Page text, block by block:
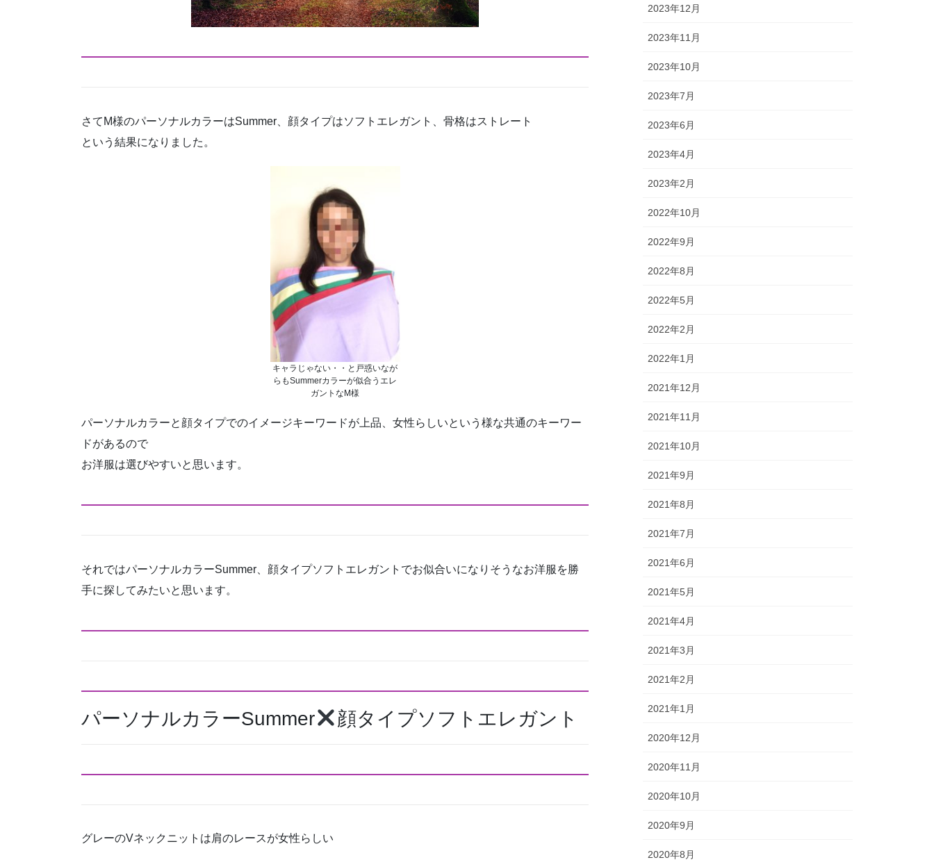
さてM様のパーソナルカラーはSummer、顔タイプはソフトエレガント、骨格はストレート
という結果になりました。
キャラじゃない・・と戸惑いなが
らもSummerカラーが似合うエレ
ガントなM様
パーソナルカラーと顔タイプでのイメージキーワードが上品、女性らしいという様な共通のキーワー
ドがあるので
お洋服は選びやすいと思います。
それではパーソナルカラーSummer、顔タイプソフトエレガントでお似合いになりそうなお洋服を勝
手に探してみたいと思います。
パーソナルカラーSummer 顔タイプソフトエレガント
グレーのVネックニットは肩のレースが女性らしい
2023年12月
2023年11月
2023年10月
2023年7月
2023年6月
2023年4月
2023年2月
2022年10月
2022年9月
2022年8月
2022年5月
2022年2月
2022年1月
2021年12月
2021年11月
2021年10月
2021年9月
2021年8月
2021年7月
2021年6月
2021年5月
2021年4月
2021年3月
2021年2月
2021年1月
2020年12月
2020年11月
2020年10月
2020年9月
2020年8月